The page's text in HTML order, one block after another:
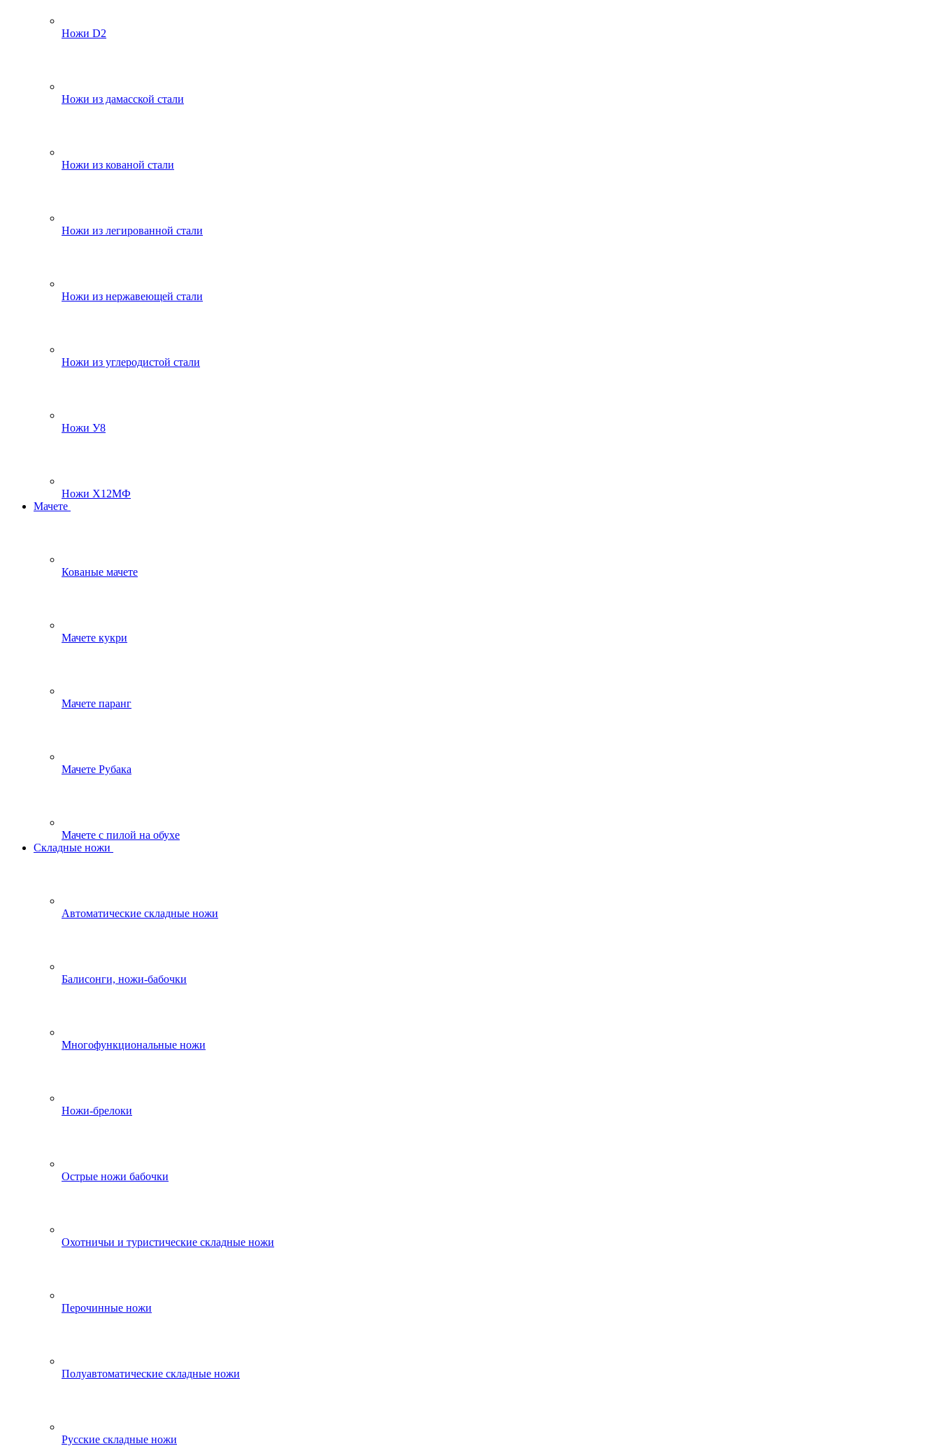
Ножи D2
Ножи из дамасской стали
Ножи из кованой стали
Ножи из легированной стали
Ножи из нержавеющей стали
Ножи из углеродистой стали
Ножи У8
Ножи Х12МФ
Мачете
Кованые мачете
Мачете кукри
Мачете паранг
Мачете Рубака
Мачете с пилой на обухе
Складные ножи
Автоматические складные ножи
Балисонги, ножи-бабочки
Многофункциональные ножи
Ножи-брелоки
Острые ножи бабочки
Охотничьи и туристические складные ножи
Перочинные ножи
Полуавтоматические складные ножи
Русские складные ножи